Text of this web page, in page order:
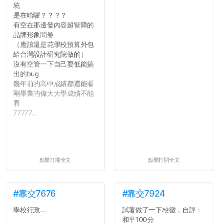
統
是在哈囉？？？？
有空在那邊發內容超智障的
品牌形象問卷
（應該還是花學校預算外包
給台灣設計研究院做的）
沒有空管一下自己耍低能搞
出的bug
幾年前的高中成績都還能看
剛畢業的偉大大學成績不能
看
77777...
點擊打開全文 點擊打開全文
#靠交7676
學校行政...
#靠交7924
試著做了一下校徽，自評：
和平100分